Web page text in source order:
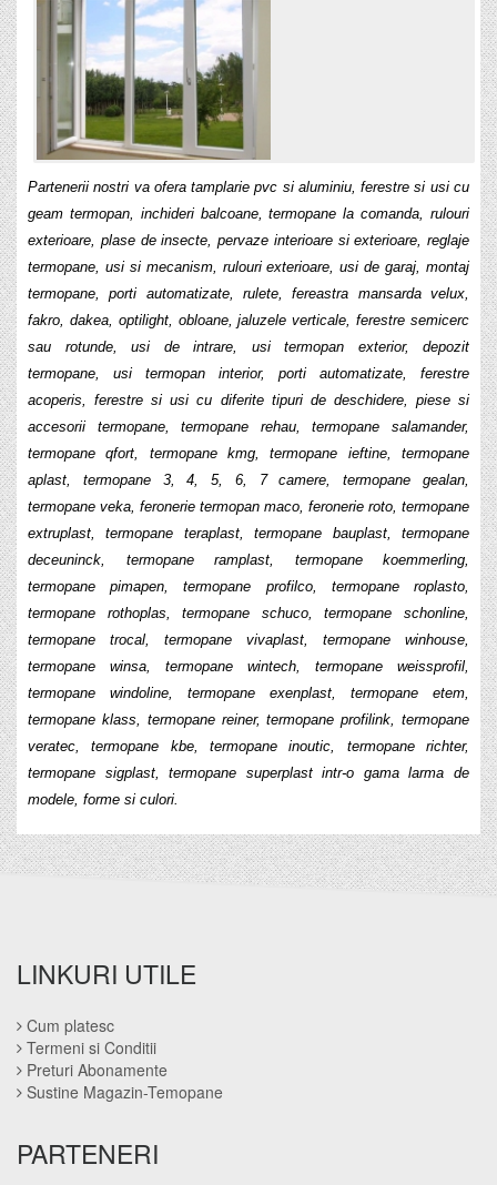
Partenerii nostri va ofera tamplarie pvc si aluminiu, ferestre si usi cu
geam termopan, inchideri balcoane, termopane la comanda, rulouri
exterioare, plase de insecte, pervaze interioare si exterioare, reglaje
termopane, usi si mecanism, rulouri exterioare, usi de garaj, montaj
termopane, porti automatizate, rulete, fereastra mansarda velux,
fakro, dakea, optilight, obloane, jaluzele verticale, ferestre semicerc
sau rotunde, usi de intrare, usi termopan exterior, depozit
termopane, usi termopan interior, porti automatizate, ferestre
acoperis, ferestre si usi cu diferite tipuri de deschidere, piese si
accesorii termopane, termopane rehau, termopane salamander,
termopane qfort, termopane kmg, termopane ieftine, termopane
aplast, termopane 3, 4, 5, 6, 7 camere, termopane gealan,
termopane veka, feronerie termopan maco, feronerie roto, termopane
extruplast, termopane teraplast, termopane bauplast, termopane
deceuninck, termopane ramplast, termopane koemmerling,
termopane pimapen, termopane profilco, termopane roplasto,
termopane rothoplas, termopane schuco, termopane schonline,
termopane trocal, termopane vivaplast, termopane winhouse,
termopane winsa, termopane wintech, termopane weissprofil,
termopane windoline, termopane exenplast, termopane etem,
termopane klass, termopane reiner, termopane profilink, termopane
veratec, termopane kbe, termopane inoutic, termopane richter,
termopane sigplast, termopane superplast intr-o gama larma de
modele, forme si culori.
LINKURI UTILE
Cum platesc
Termeni si Conditii
Preturi Abonamente
Sustine Magazin-Temopane
PARTENERI